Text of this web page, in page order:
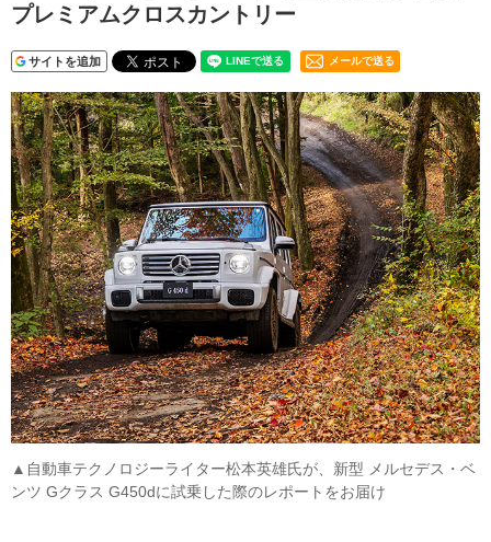
プレミアムクロスカントリー
サイトを追加 メールで送る
▲自動車テクノロジーライター松本英雄氏が、新型 メルセデス・ベ
ンツ Gクラス G450dに試乗した際のレポートをお届け